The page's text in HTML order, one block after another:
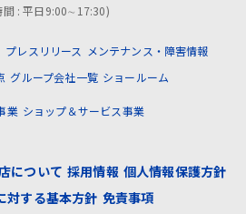
: 平日9:00∼17:30)
プレスリリース
メンテナンス・障害情報
グループ会社一覧 ショールーム
業 ショップ＆サービス事業
について 採用情報 個人情報保護方針
対する基本方針 免責事項